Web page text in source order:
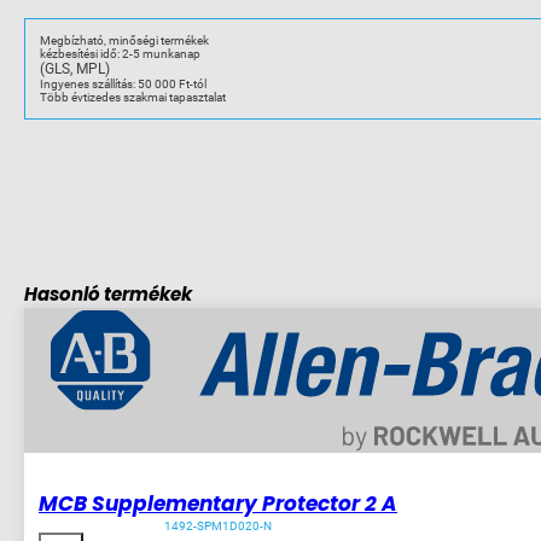
kismegszakító
Megbízható, minőségi termékek
kézbesítési idő: 2-5 munkanap
(GLS, MPL)
Ingyenes szállítás: 50 000 Ft-tól
Több évtizedes szakmai tapasztalat
Hasonló termékek
MCB Supplementary Protector 2 A
1492-SPM1D020-N